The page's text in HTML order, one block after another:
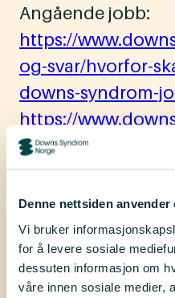
Denne nettsiden anvender
Vi bruker
for å levere sosiale
dessuten informasjon om
våre innen sosiale medier,
Angående jobb:
https://
og-svar/hvorfor-
downs-syndrom-
https://
og-svar/
har tatt så lang tid
på dette. Håper